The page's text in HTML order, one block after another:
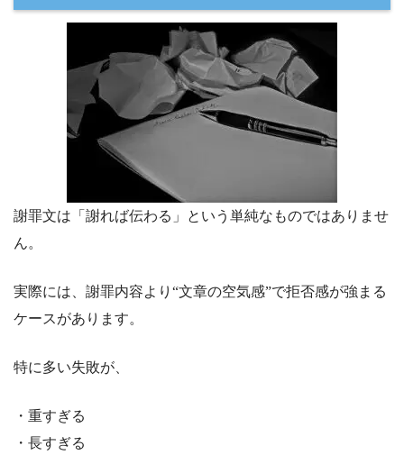
謝罪文は「謝れば伝わる」という単純なものではありませ
ん。
実際には、謝罪内容より“文章の空気感”で拒否感が強まる
ケースがあります。
特に多い失敗が、
・重すぎる
・長すぎる